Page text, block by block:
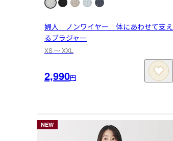
婦人 ノンワイヤー 体にあわせて支え
るブラジャー
XS 〜 XXL
2,990円
NEW